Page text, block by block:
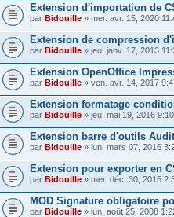
Extension d'importation de
par Bidouille » mer. avr. 15, 2020
Extension de compression
par Bidouille » jeu. janv. 17, 2013
Extension OpenOffice
par Bidouille » ven. avr. 14, 2017
Extension formatage
par Bidouille » jeu. mai 19, 2016
Extension barre d'outils
par Bidouille » lun. mars 07, 2016
Extension pour exporter en
par Bidouille » mer. déc. 30, 2015
MOD Signature obligatoire
par Bidouille » lun. août 25, 2008